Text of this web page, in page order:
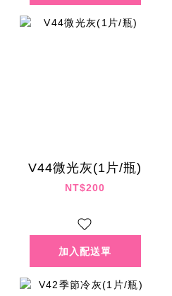
V44微光灰(1片/瓶)
NT$200